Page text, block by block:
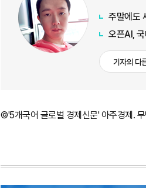
주말에도
오픈AI,
기자의 다
©'5개국어 글로벌 경제신문' 아주경제. 무